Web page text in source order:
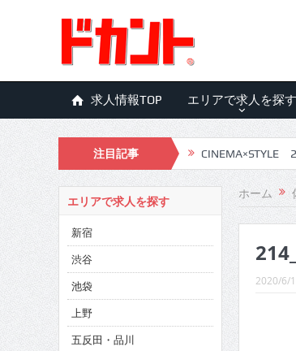
求人情報TOP エリアで求人を探す
注目記事 CINEMA×STYLE
CINEMA×STYLE
CINEMA×STYLE
CINEMA×STYLE
CINEMA×STYLE
CINEMA×STYLE
ホーム
2020/6/
エリアで求人を探す
新宿
渋谷
池袋
上野
五反田・品川